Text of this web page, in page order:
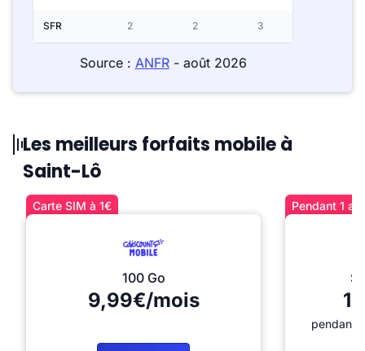
SFR 2 2 3
Source : ANFR- août 2026
Les meilleurs forfaits mobile à
Saint-Lô
Carte SIM à 1€
100 Go
9,99€/mois
Pendant 1
pendant